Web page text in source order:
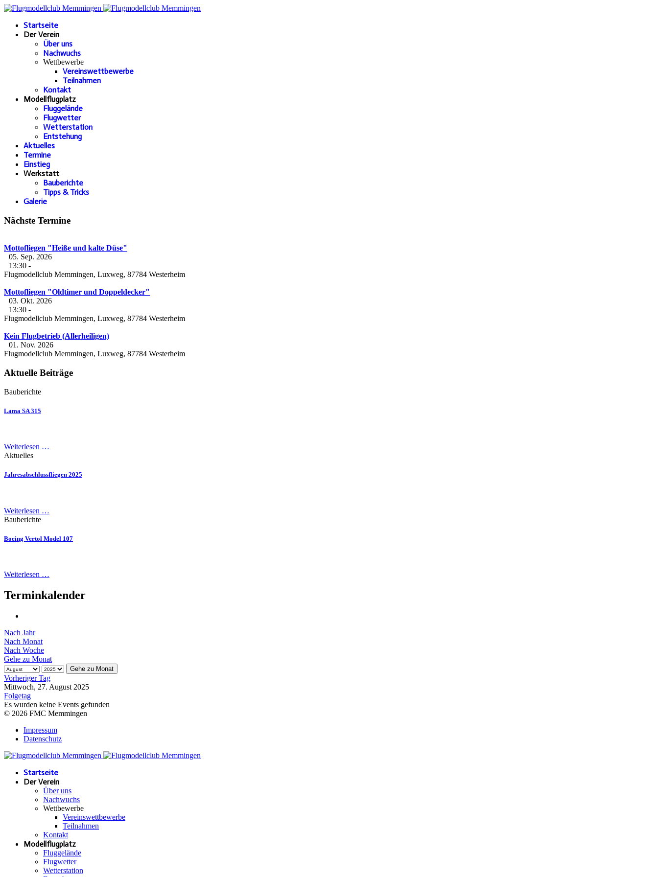
Startseite
Der Verein
Über uns
Nachwuchs
Wettbewerbe
Vereinswettbewerbe
Teilnahmen
Kontakt
Modellflugplatz
Fluggelände
Flugwetter
Wetterstation
Entstehung
Aktuelles
Termine
Einstieg
Werkstatt
Bauberichte
Tipps & Tricks
Galerie
Nächste Termine
Mottofliegen "Heiße und kalte Düse"
05. Sep. 2026
13:30 -
Flugmodellclub Memmingen, Luxweg, 87784 Westerheim
Mottofliegen "Oldtimer und Doppeldecker"
03. Okt. 2026
13:30 -
Flugmodellclub Memmingen, Luxweg, 87784 Westerheim
Kein Flugbetrieb (Allerheiligen)
01. Nov. 2026
Flugmodellclub Memmingen, Luxweg, 87784 Westerheim
Aktuelle Beiträge
Bauberichte
Lama SA 315
Weiterlesen …
Aktuelles
Jahresabschlussfliegen 2025
Weiterlesen …
Bauberichte
Boeing Vertol Model 107
Weiterlesen …
Terminkalender
Nach Jahr
Nach Monat
Nach Woche
Gehe zu Monat
Gehe zu Monat
Vorheriger Tag
Mittwoch, 27. August 2025
Folgetag
Es wurden keine Events gefunden
© 2026 FMC Memmingen
Impressum
Datenschutz
Startseite
Der Verein
Über uns
Nachwuchs
Wettbewerbe
Vereinswettbewerbe
Teilnahmen
Kontakt
Modellflugplatz
Fluggelände
Flugwetter
Wetterstation